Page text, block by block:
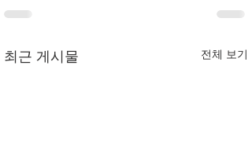
최근 게시물 전체 보기